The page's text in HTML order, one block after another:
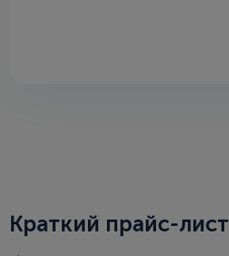
Краткий прайс-лист